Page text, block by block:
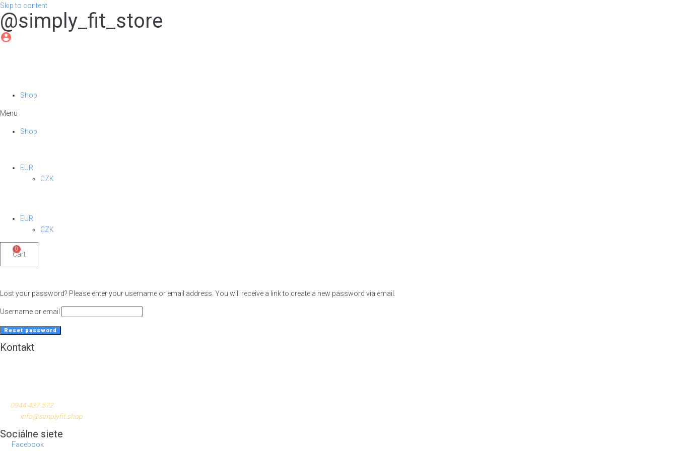
Skip to content
@simply_fit_store
Shop
Menu
Shop
EUR
CZK
EUR
CZK
0
Cart
Lost your password? Please enter your username or email address. You will receive a link to create a new password via email.
Username or email
Reset password
Kontakt
0944 437 572
info@simplyfit.shop
Sociálne siete
Facebook